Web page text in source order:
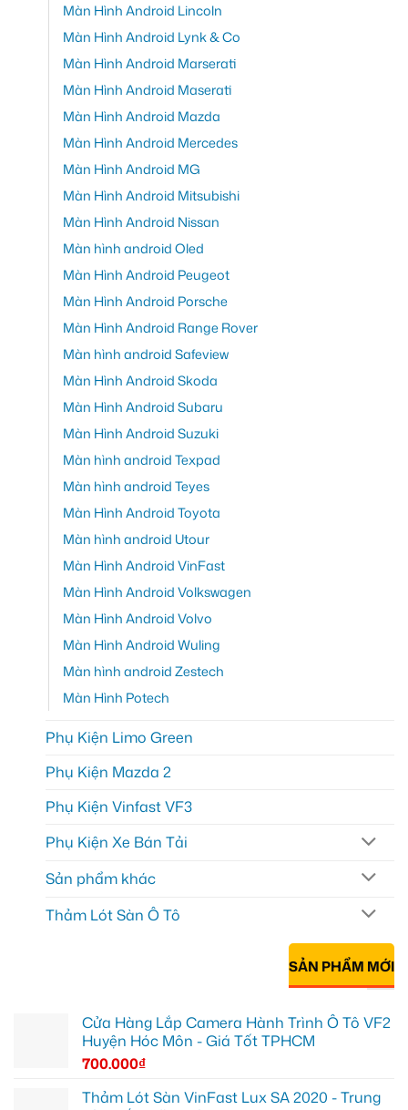
Màn Hình Android Lincoln
Màn Hình Android Lynk & Co
Màn Hình Android Marserati
Màn Hình Android Maserati
Màn Hình Android Mazda
Màn Hình Android Mercedes
Màn Hình Android MG
Màn Hình Android Mitsubishi
Màn Hình Android Nissan
Màn hình android Oled
Màn Hình Android Peugeot
Màn Hình Android Porsche
Màn Hình Android Range Rover
Màn hình android Safeview
Màn Hình Android Skoda
Màn Hình Android Subaru
Màn Hình Android Suzuki
Màn hình android Texpad
Màn hình android Teyes
Màn Hình Android Toyota
Màn hình android Utour
Màn Hình Android VinFast
Màn Hình Android Volkswagen
Màn Hình Android Volvo
Màn Hình Android Wuling
Màn hình android Zestech
Màn Hình Potech
Phụ Kiện Limo Green
Phụ Kiện Mazda 2
Phụ Kiện Vinfast VF3
Phụ Kiện Xe Bán Tải
Sản phẩm khác
Thảm Lót Sàn Ô Tô
SẢN PHẨM MỚI
Cửa Hàng Lắp Camera Hành Trình Ô Tô VF2
Huyện Hóc Môn - Giá Tốt TPHCM
700.000₫
Thảm Lót Sàn VinFast Lux SA 2020 - Trung